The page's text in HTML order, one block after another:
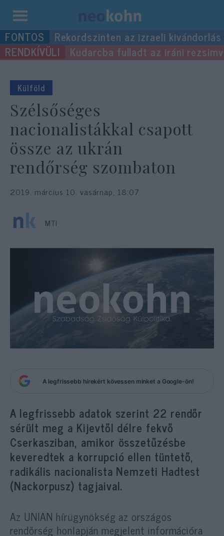
Kilépés
a
tartalomba
Rekordszinten az izraeli kivándorlás
Kudarcba fulladt az iráni
Külföld
Szélsőséges
nacionalistákkal csapott
össze az ukrán
rendőrség szombaton
2019. március 10. vasárnap, 18:07
MTI
A legfrissebb hírekért kövessen minket a Google-ön!
A legfrissebb adatok szerint 22 rendőr
sérült meg a Kijevtől délre fekvő
Cserkasziban, amikor összetűzésbe
keveredtek a korrupció ellen tüntető,
radikális nacionalista Nemzeti Hadtest
(Nackorpusz) tagjaival.
Az UNIAN hírügynökség az országos
rendőrség honlapján megjelent információra